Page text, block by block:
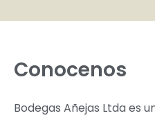
Conocenos
Bodegas Añejas Ltda es